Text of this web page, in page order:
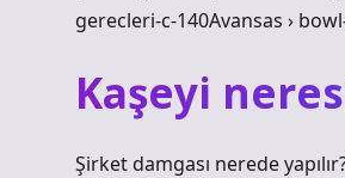
gerecleri-c-140Avansas ›
Kaşeyi
Şirket damgası nerede